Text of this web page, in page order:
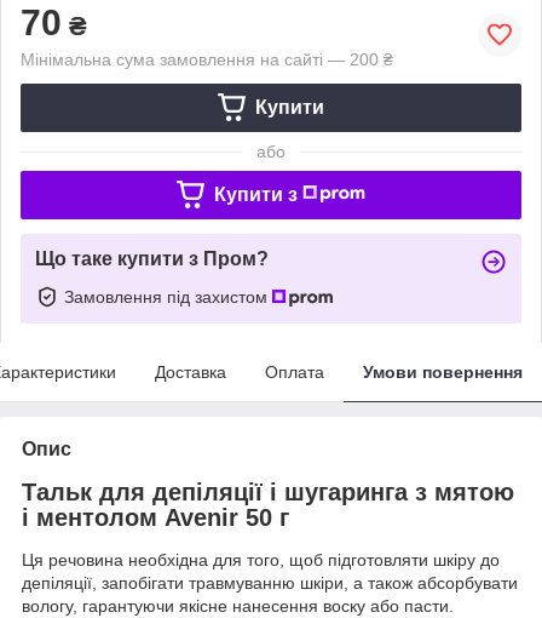
70 ₴
Мінімальна сума замовлення на сайті — 200 ₴
Купити
або
Купити з
Що таке купити з Пром?
Замовлення під захистом
Доставка Оплата Умови повернення
Опис
Тальк для депіляції і шугаринга з мятою
і ментолом Avenir 50 г
Ця речовина необхідна для того, щоб підготовляти шкіру до
депіляції, запобігати травмуванню шкіри, а також абсорбувати
вологу, гарантуючи якісне нанесення воску або пасти.